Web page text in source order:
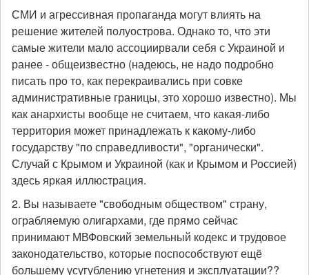
СМИ и агрессивная пропаганда могут влиять на
решение жителей полуострова. Однако то, что эти
самые жители мало ассоциирвали себя с Украиной и
ранее - общеизвестно (надеюсь, не надо подробно
писать про то, как перекраивались при совке
административные границы, это хорошо известно). Мы
как анархисты вообще не считаем, что какая-либо
территория может принадлежать к какому-либо
государству "по справедливости", "органически".
Случай с Крымом и Украиной (как и Крымом и Россией)
здесь яркая иллюстрация.
2. Вы называете "свободным обществом" страну,
ограбляемую олигархами, где прямо сейчас
принимают МВФовский земельный кодекс и трудовое
законодательство, которые поспособствуют ещё
большему усугублению угнетения и эксплуатации??